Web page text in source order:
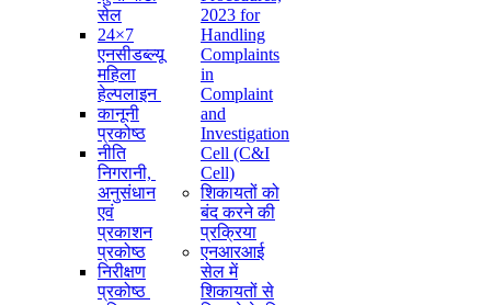
सेल
24×7
एनसीडब्ल्यू
महिला
हेल्पलाइन
कानूनी
प्रकोष्ठ
नीति
निगरानी, ​​
अनुसंधान
एवं
प्रकाशन
प्रकोष्ठ
निरीक्षण
प्रकोष्ठ
2023 for
Handling
Complaints
in
Complaint
and
Investigation
Cell (C&I
Cell)
शिकायतों को
बंद करने की
प्रक्रिया
एनआरआई
सेल में
शिकायतों से